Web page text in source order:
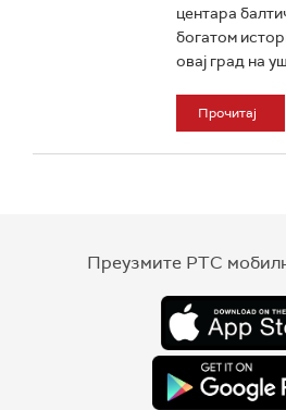
центара
богатом
овај град на
Прочитај
Преузмите РТС